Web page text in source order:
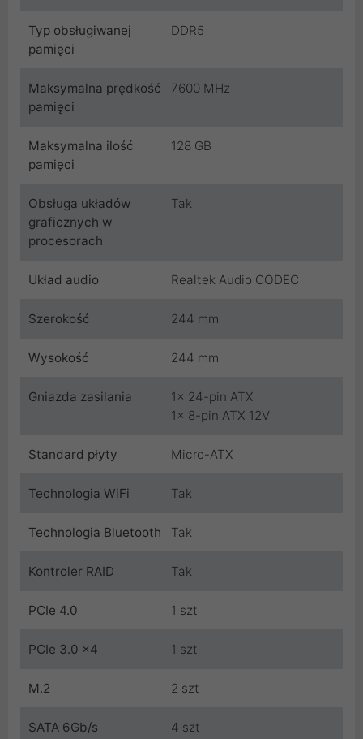
Typ obsługiwanej
pamięci
DDR5
Maksymalna prędkość
pamięci
7600 MHz
Maksymalna ilość
pamięci
128 GB
Obsługa układów
graficznych w
procesorach
Tak
Układ audio Realtek Audio CODEC
Szerokość 244 mm
Wysokość 244 mm
Gniazda zasilania
1x 24-pin ATX
1x 8-pin ATX 12V
Standard płyty Micro-ATX
Technologia WiFi Tak
Technologia Bluetooth Tak
Kontroler RAID Tak
PCIe 4.0 1 szt
PCIe 3.0 x4 1 szt
M.2 2 szt
SATA 6Gb/s 4 szt